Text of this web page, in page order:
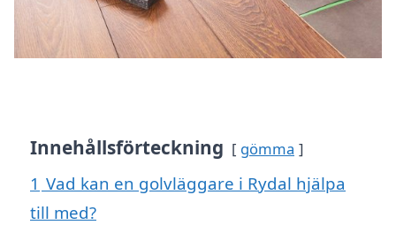
Innehållsförteckning gömma
1 Vad kan en golvläggare i Rydal hjälpa
till med?